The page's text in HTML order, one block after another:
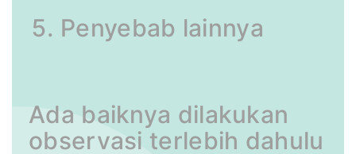
Penyebab lainnya
Ada baiknya dilakukan
observasi terlebih dahulu